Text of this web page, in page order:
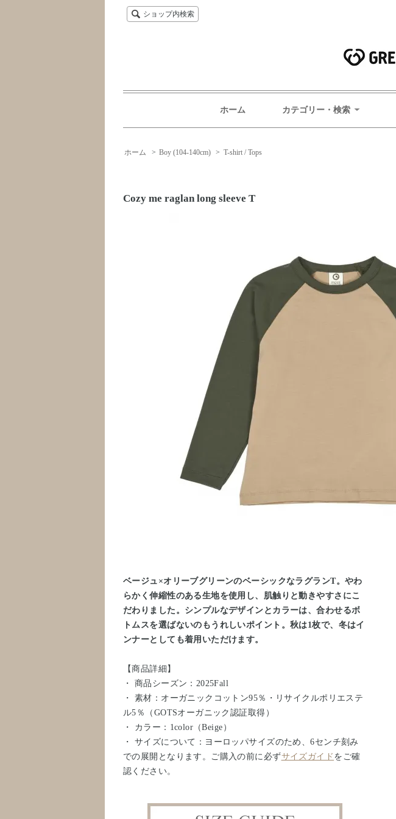
ショップ内検索
ホーム カテゴリー・検索
ホーム > Boy (104-140cm) > T-shirt / Tops
Cozy me raglan long sleeve T
ベージュ×オリーブグリーンのベーシックなラグランT。やわ
らかく伸縮性のある生地を使用し、肌触りと動きやすさにこ
だわりました。シンプルなデザインとカラーは、合わせるボ
トムスを選ばないのもうれしいポイント。秋は1枚で、冬はイ
ンナーとしても着用いただけます。
【商品詳細】
・ 商品シーズン：2025Fall
・ 素材：オーガニックコットン95％・リサイクルポリエステ
ル5％（GOTSオーガニック認証取得）
・ カラー：1color（Beige）
・ サイズについて：ヨーロッパサイズのため、6センチ刻み
での展開となります。ご購入の前に必ずサイズガイド をご確
認ください。